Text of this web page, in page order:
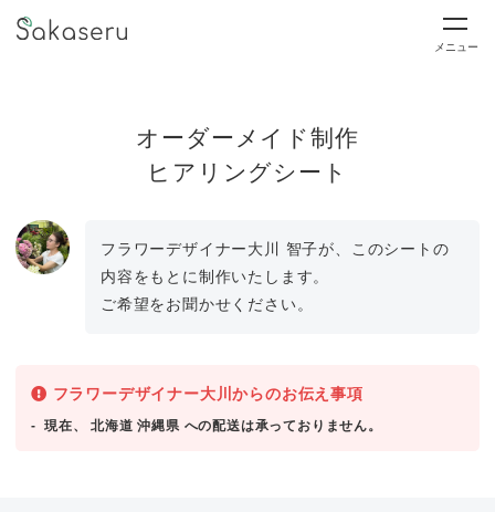
メニュー
オーダーメイド制作
ヒアリングシート
フラワーデザイナー大川 智子が、このシートの
内容をもとに制作いたします。
ご希望をお聞かせください。
フラワーデザイナー大川からのお伝え事項
現在、 北海道 沖縄県 への配送は承っておりません。